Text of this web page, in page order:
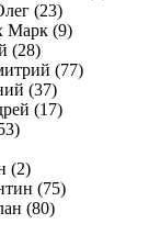
(23)
Марк (9)
(28)
(77)
(37)
(17)
(2)
(75)
(80)